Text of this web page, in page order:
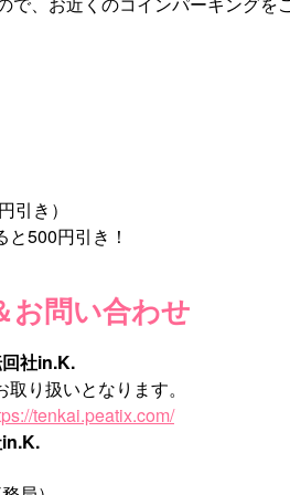
引き）
500円引き！
お問い合わせ
社in.K.
り扱いとなります。
tenkai.peatix.com/